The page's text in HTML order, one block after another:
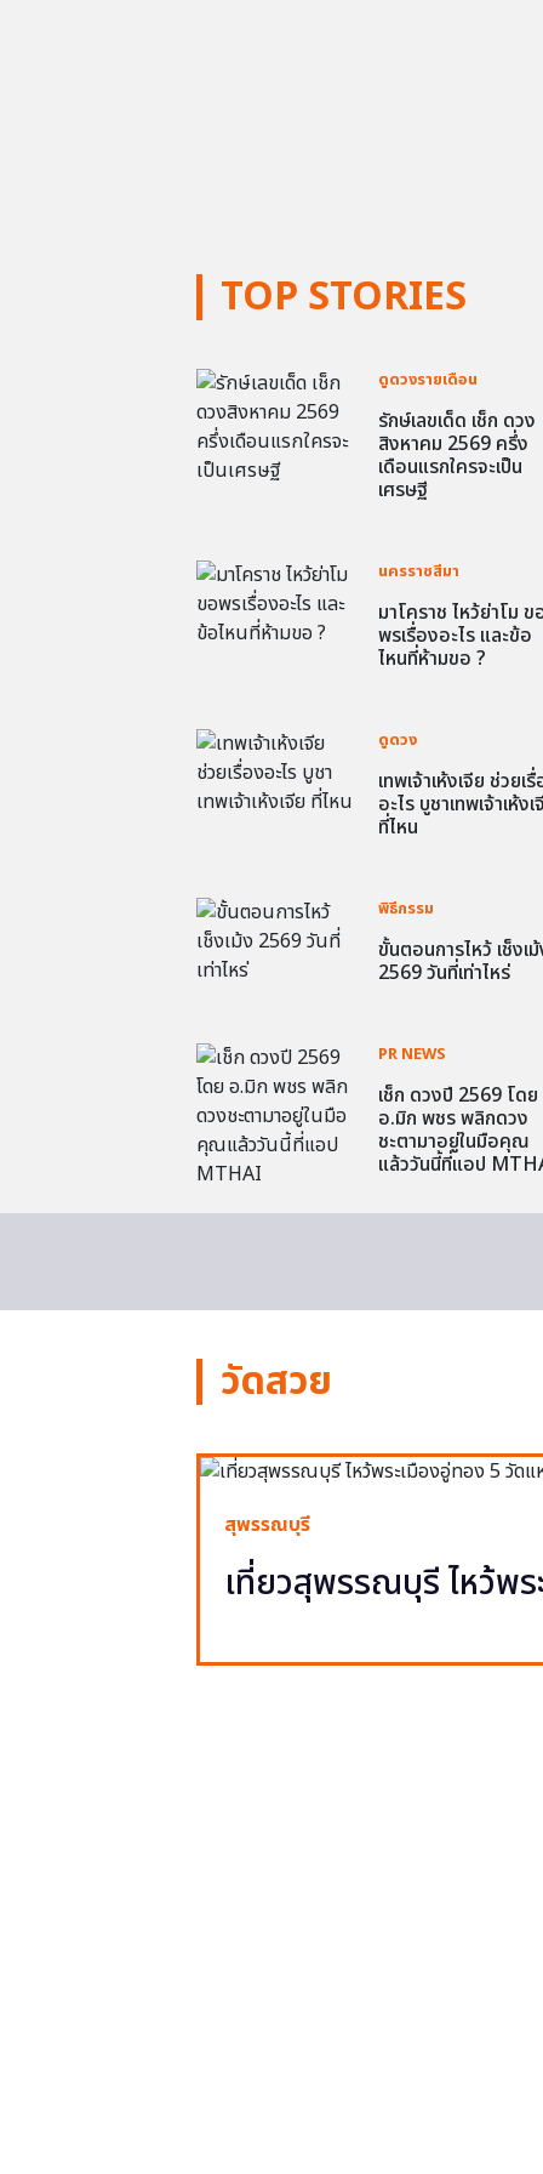
TOP STORIES
ดูดวงรายเดือน
รักษ์เลขเด็ด เช็ก ดวง
สิงหาคม 2569 ครึ่ง
เดือนแรกใครจะเป็น
เศรษฐี
นครราชสีมา
มาโคราช ไหว้ย่าโม ข
พรเรื่องอะไร และข้อ
ไหนที่ห้ามขอ ?
ดูดวง
เทพเจ้าเห้งเจีย ช่วยเ
อะไร บูชาเทพเจ้าเห้ง
ที่ไหน
พิธีกรรม
ขั้นตอนการไหว้ เช็งเ
2569 วันที่เท่าไหร่
PR NEWS
เช็ก ดวงปี 2569 โดย
อ.มิก พชร พลิกดวง
ชะตามาอยู่ในมือคุณ
แล้ววันนี้ที่แอป
วัดสวย
สุพรรณบุรี
เที่ยวสุพรรณบุรี ไหว้พ